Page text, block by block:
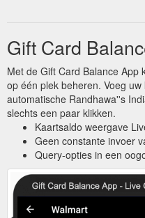
Gift Card
Met de Gift Card Balance App
op één plek beheren. Voeg
automatische Randhawa''s
slechts een paar klikken.
Kaartsaldo weergave
Geen constante invoer
Query-opties in een